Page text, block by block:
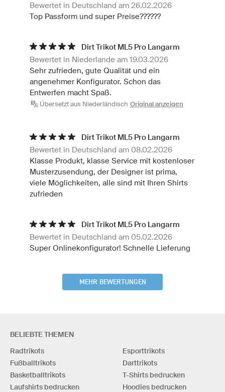
Bewertet in Deutschland am 26.02.2026
Top Passform und super Preise??????
Dirt Trikot ML5 Pro Langarm
Bewertet in Niederlande am 19.03.2026
Sehr zufrieden, gute Qualität und ein
angenehmer Konfigurator. Schon das
Entwerfen macht Spaß.
Übersetzt aus Niederländisch Original anzeigen
Dirt Trikot ML5 Pro Langarm
Bewertet in Deutschland am 08.02.2026
Klasse Produkt, klasse Service mit kostenloser
Musterzusendung, der Designer ist prima,
viele Möglichkeiten, alle sind mit Ihren Shirts
zufrieden
Dirt Trikot ML5 Pro Langarm
Bewertet in Deutschland am 05.02.2026
Super Onlinekonfigurator! Schnelle Lieferung
MEHR BEWERTUNGEN
BELIEBTE THEMEN
Radtrikots
Fußballtrikots
Basketballtrikots
Laufshirts bedrucken
Esporttrikots
Darttrikots
T-Shirts bedrucken
Hoodies bedrucken